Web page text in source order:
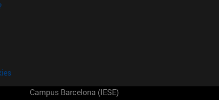
Campus Barcelona (IESE)